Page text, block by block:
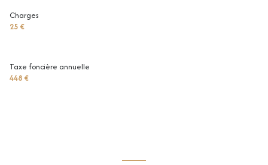
Charges
25 €
Taxe foncière annuelle
448 €